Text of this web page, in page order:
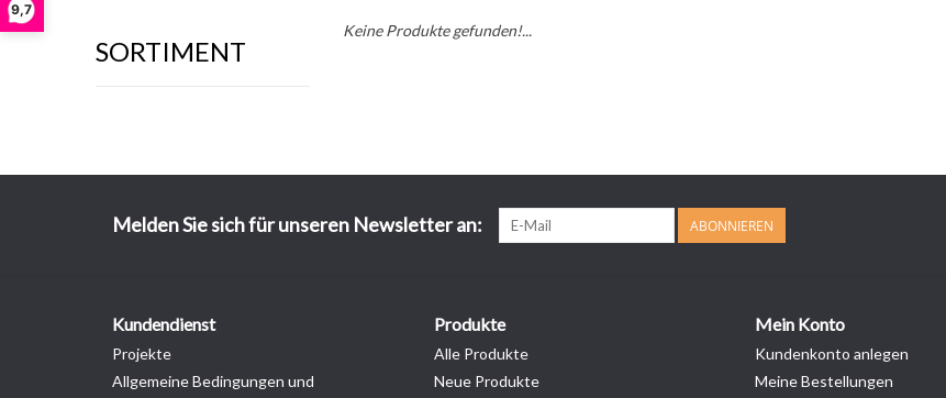
9,7
SORTIMENT
Keine Produkte gefunden!...
Melden Sie sich für unseren Newsletter an: ABONNIEREN
Kundendienst
Projekte
Allgemeine Bedingungen und
Produkte
Alle Produkte
Neue Produkte
Mein Konto
Kundenkonto anlegen
Meine Bestellungen